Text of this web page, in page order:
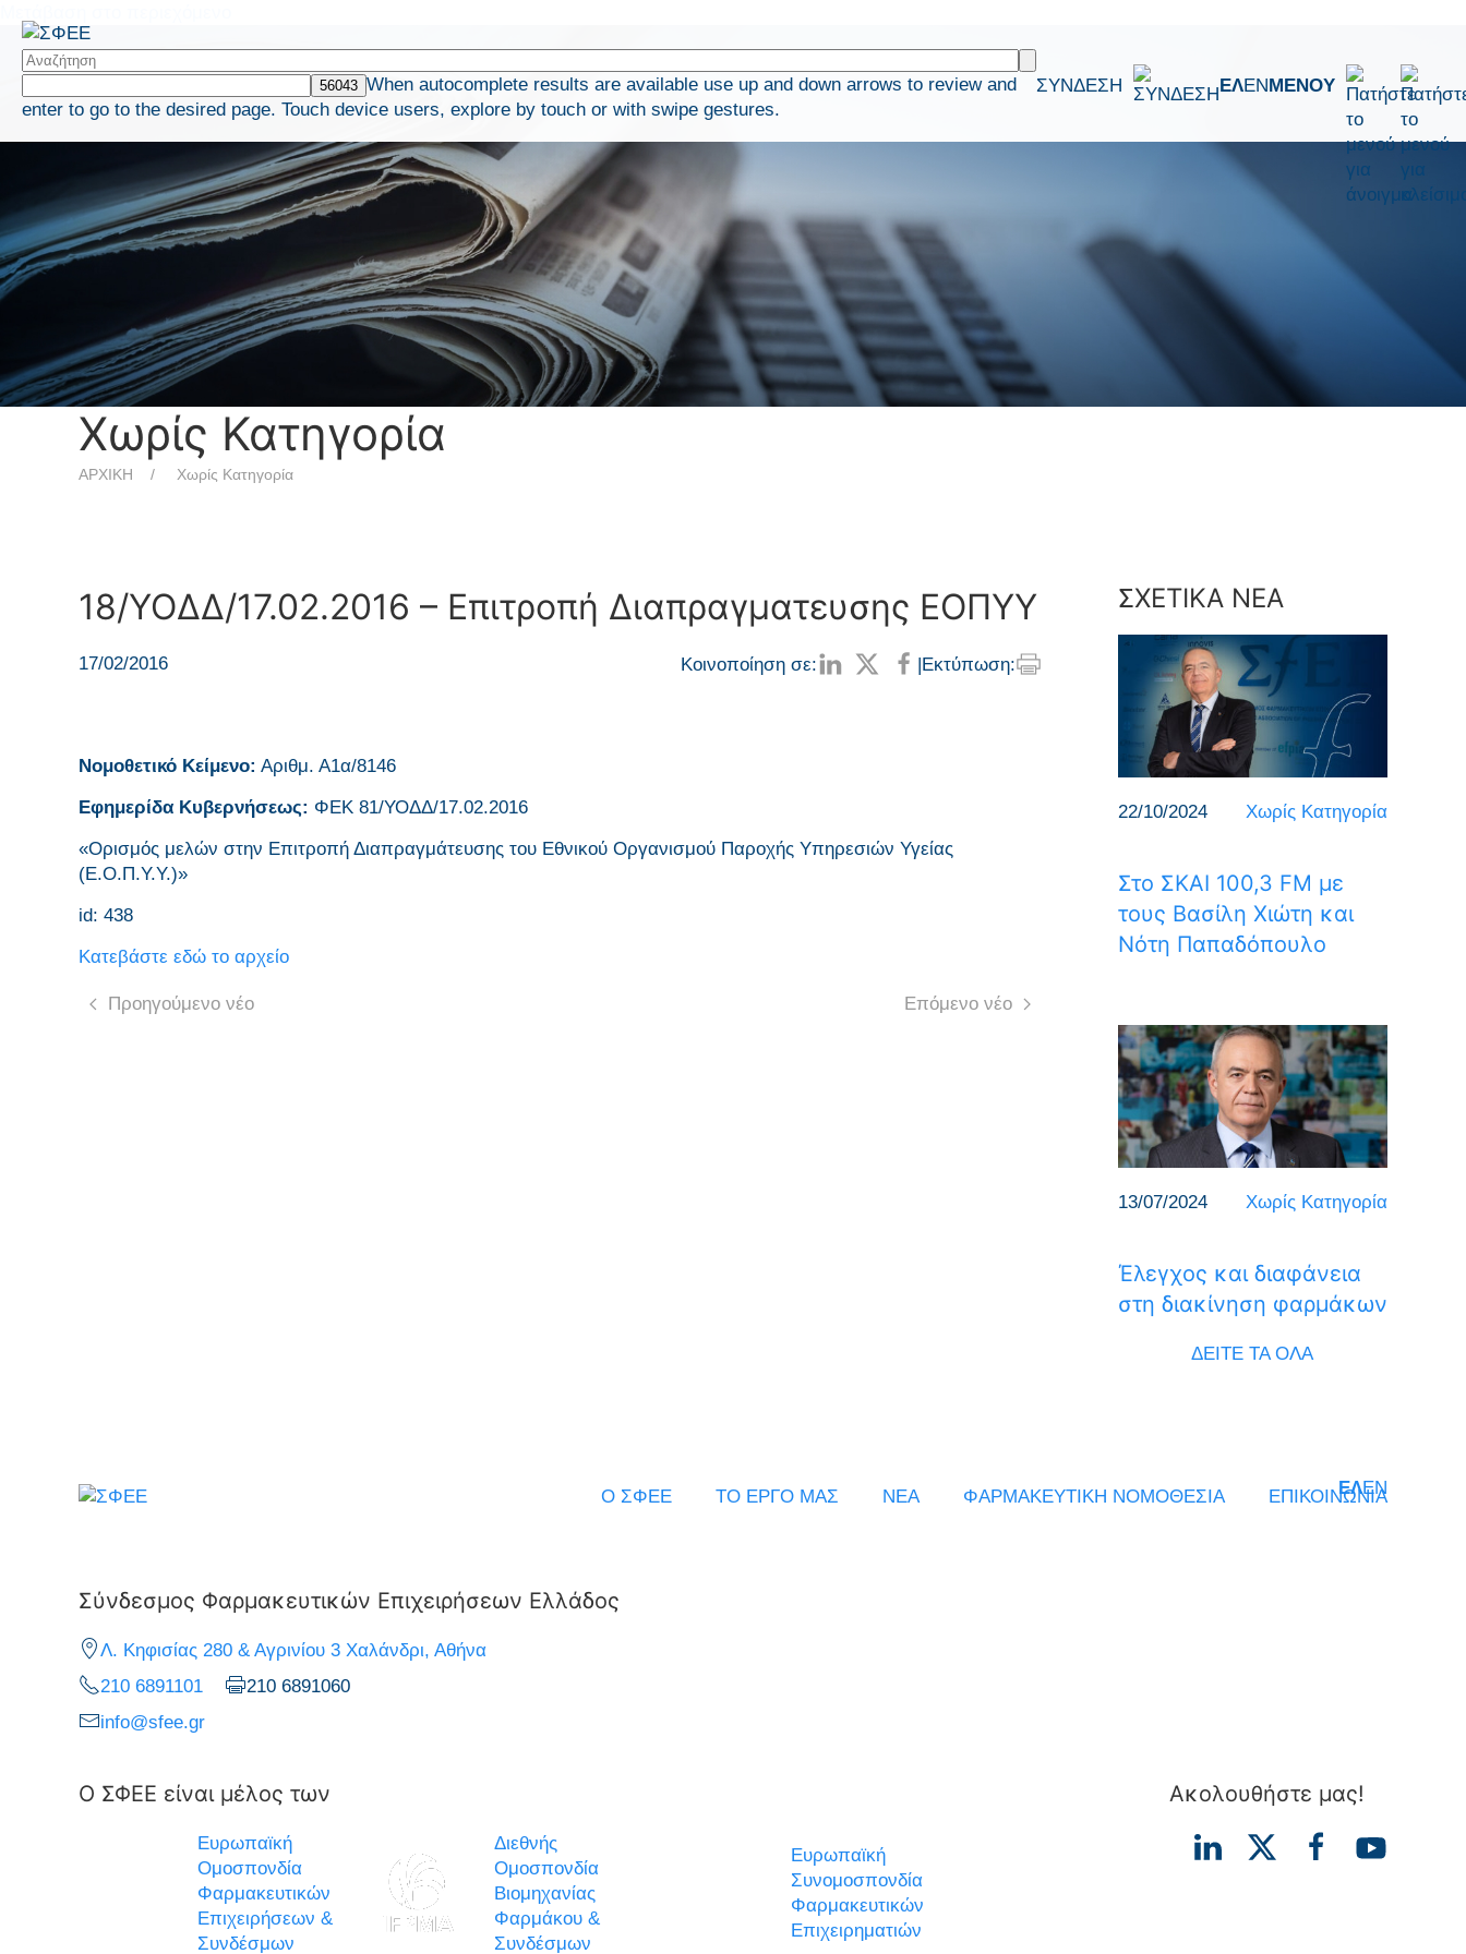
When autocomplete results are available use up and down arrows to review and
enter to go to the desired page. Touch device users, explore by touch or with swipe gestures.
ΣΥΝΔΕΣΗ ΕΛEN ΜΕΝΟΥ
Χωρίς Κατηγορία
ΑΡΧΙΚΗ Χωρίς Κατηγορία
18/ΥΟΔΔ/17.02.2016 – Επιτροπή Διαπραγματευσης ΕΟΠΥΥ
17/02/2016 Κοινοποίηση σε: |Εκτύπωση:
Νομοθετικό Κείμενο: Αριθμ. Α1α/8146
Εφημερίδα Κυβερνήσεως: ΦΕΚ 81/ΥΟΔΔ/17.02.2016
«Ορισμός μελών στην Επιτροπή Διαπραγμάτευσης του Εθνικού Οργανισμού Παροχής Υπηρεσιών Υγείας
(Ε.Ο.Π.Υ.Υ.)»
id: 438
Κατεβάστε εδώ το αρχείο
Προηγούμενο νέο Επόμενο νέο
ΣΧΕΤΙΚΑ ΝΕΑ
22/10/2024 Χωρίς Κατηγορία
Στο ΣΚΑΙ 100,3 FM με
τους Βασίλη Χιώτη και
Νότη Παπαδόπουλο
13/07/2024 Χωρίς Κατηγορία
Έλεγχος και διαφάνεια
στη διακίνηση φαρμάκων
ΔΕΙΤΕ ΤΑ ΟΛΑ
ΕΛEN
Ο ΣΦΕΕ ΤΟ ΕΡΓΟ ΜΑΣ ΝΕΑ ΦΑΡΜΑΚΕΥΤΙΚΗ ΝΟΜΟΘΕΣΙΑ ΕΠΙΚΟΙΝΩΝΙΑ
Σύνδεσμος Φαρμακευτικών Επιχειρήσεων Ελλάδος
Λ. Κηφισίας 280 & Αγρινίου 3 Χαλάνδρι, Αθήνα
210 6891101
210 6891060
info@sfee.gr
Ο ΣΦΕΕ είναι μέλος των
Ευρωπαϊκή
Ομοσπονδία
Φαρμακευτικών
Επιχειρήσεων &
Συνδέσμων
Διεθνής
Ομοσπονδία
Βιομηχανίας
Φαρμάκου &
Συνδέσμων
Ευρωπαϊκή
Συνομοσπονδία
Φαρμακευτικών
Επιχειρηματιών
Ακολουθήστε μας!